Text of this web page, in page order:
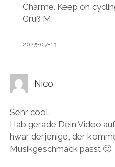
Charme. Keep on
Gruß M.
2025-07-13
Nico
Sehr cool.
Hab gerade Dein Video
hwar derjenige, der
Musikgeschmack passt 🙂